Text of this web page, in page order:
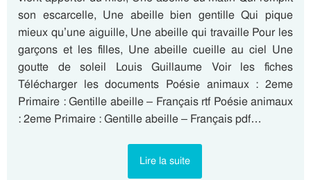
son escarcelle, Une abeille bien gentille Qui pique
mieux qu’une aiguille, Une abeille qui travaille Pour les
garçons et les filles, Une abeille cueille au ciel Une
goutte de soleil Louis Guillaume Voir les fiches
Télécharger les documents Poésie animaux : 2eme
Primaire : Gentille abeille – Français rtf Poésie animaux
: 2eme Primaire : Gentille abeille – Français pdf…
Lire la suite